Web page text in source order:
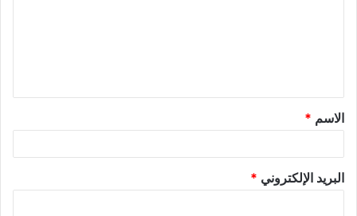
الاسم *
البريد الإلكتروني *